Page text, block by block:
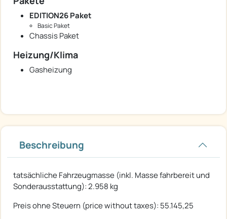
EDITION26 Paket
Basic Paket
Chassis Paket
Heizung/Klima
Gasheizung
Beschreibung
tatsächliche Fahrzeugmasse (inkl. Masse fahrbereit und
Sonderausstattung): 2.958 kg
Preis ohne Steuern (price without taxes): 55.145,25